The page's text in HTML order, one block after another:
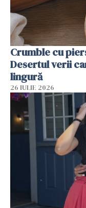
Crumble cu
Desertul verii
lingură
26 IULIE 2026